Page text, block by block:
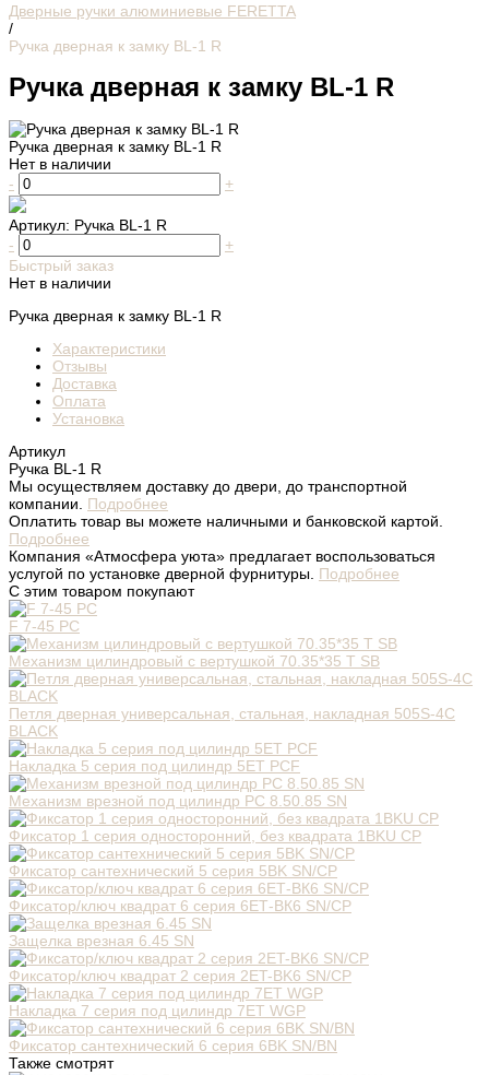
Дверные ручки алюминиевые FERETTA
/
Ручка дверная к замку BL-1 R
Ручка дверная к замку BL-1 R
Ручка дверная к замку BL-1 R
Нет в наличии
-
+
Артикул: Ручка BL-1 R
-
+
Быстрый заказ
Нет в наличии
Ручка дверная к замку BL-1 R
Характеристики
Отзывы
Доставка
Оплата
Установка
Артикул
Ручка BL-1 R
Мы осуществляем доставку до двери, до транспортной
компании. Подробнее
Оплатить товар вы можете наличными и банковской картой.
Подробнее
Компания «Атмосфера уюта» предлагает воспользоваться
услугой по установке дверной фурнитуры. Подробнее
С этим товаром покупают
F 7-45 PC
Механизм цилиндровый с вертушкой 70.35*35 T SB
Петля дверная универсальная, стальная, накладная 505S-4C
BLACK
Накладка 5 серия под цилиндр 5ET PCF
Механизм врезной под цилиндр PC 8.50.85 SN
Фиксатор 1 серия односторонний, без квадрата 1BKU CP
Фиксатор сантехнический 5 серия 5BK SN/CP
Фиксатор/ключ квадрат 6 серия 6ЕТ-ВК6 SN/CP
Защелка врезная 6.45 SN
Фиксатор/ключ квадрат 2 серия 2ET-BK6 SN/CP
Накладка 7 серия под цилиндр 7ET WGP
Фиксатор сантехнический 6 серия 6BK SN/BN
Также смотрят